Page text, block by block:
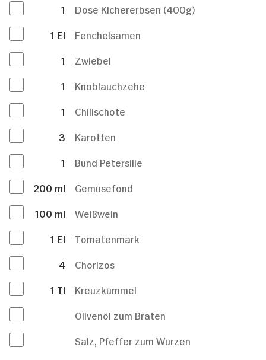
1
Dose Kichererbsen (400g)
1 El
Fenchelsamen
1
Zwiebel
1
Knoblauchzehe
1
Chilischote
3
Karotten
1
Bund Petersilie
200 ml
Gemüsefond
100 ml
Weißwein
1 El
Tomatenmark
4
Chorizos
1 Tl
Kreuzkümmel
Olivenöl zum Braten
Salz, Pfeffer zum Würzen